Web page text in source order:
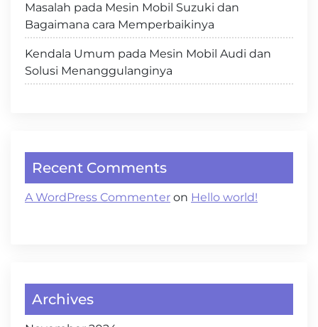
Masalah pada Mesin Mobil Suzuki dan
Bagaimana cara Memperbaikinya
Kendala Umum pada Mesin Mobil Audi dan
Solusi Menanggulanginya
Recent Comments
A WordPress Commenter on Hello world!
Archives